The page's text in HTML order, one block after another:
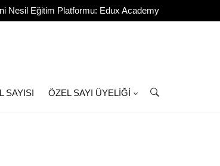
Nesil Eğitim Platformu: Edux Academy
SAYISI ÖZEL SAYI ÜYELIĞI